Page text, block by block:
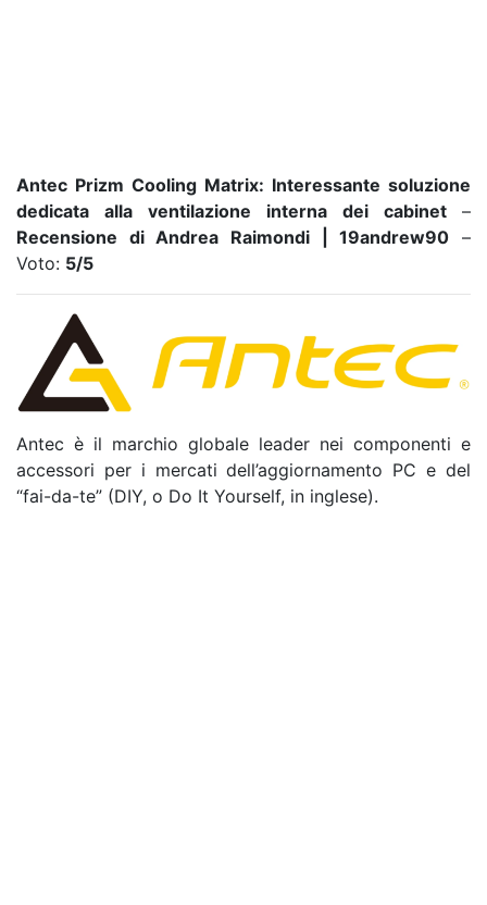
Antec Prizm Cooling Matrix: Interessante soluzione
dedicata alla ventilazione interna dei cabinet –
Recensione di Andrea Raimondi | 19andrew90 –
Voto: 5/5
Antec è il marchio globale leader nei componenti e
accessori per i mercati dell’aggiornamento PC e del
“fai-da-te” (DIY, o Do It Yourself, in inglese).